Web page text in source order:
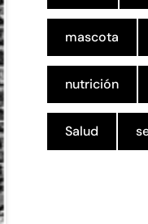
mascota
nutrición
Salud